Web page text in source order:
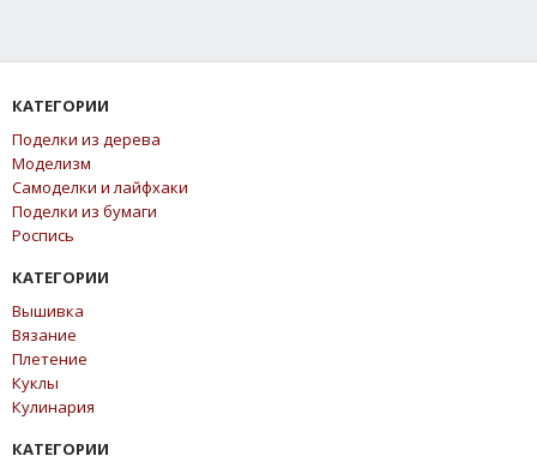
КАТЕГОРИИ
Поделки из дерева
Моделизм
Самоделки и лайфхаки
Поделки из бумаги
Роспись
КАТЕГОРИИ
Вышивка
Вязание
Плетение
Куклы
Кулинария
КАТЕГОРИИ